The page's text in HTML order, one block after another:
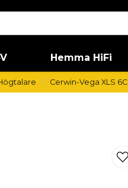
Hemma HiFi
Cerwin-Vega XLS 6C